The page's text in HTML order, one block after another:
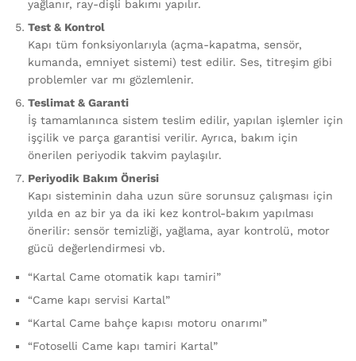
yağlanır, ray-dişli bakımı yapılır.
Test & Kontrol
Kapı tüm fonksiyonlarıyla (açma-kapatma, sensör,
kumanda, emniyet sistemi) test edilir. Ses, titreşim gibi
problemler var mı gözlemlenir.
Teslimat & Garanti
İş tamamlanınca sistem teslim edilir, yapılan işlemler için
işçilik ve parça garantisi verilir. Ayrıca, bakım için
önerilen periyodik takvim paylaşılır.
Periyodik Bakım Önerisi
Kapı sisteminin daha uzun süre sorunsuz çalışması için
yılda en az bir ya da iki kez kontrol-bakım yapılması
önerilir: sensör temizliği, yağlama, ayar kontrolü, motor
gücü değerlendirmesi vb.
“Kartal Came otomatik kapı tamiri”
“Came kapı servisi Kartal”
“Kartal Came bahçe kapısı motoru onarımı”
“Fotoselli Came kapı tamiri Kartal”